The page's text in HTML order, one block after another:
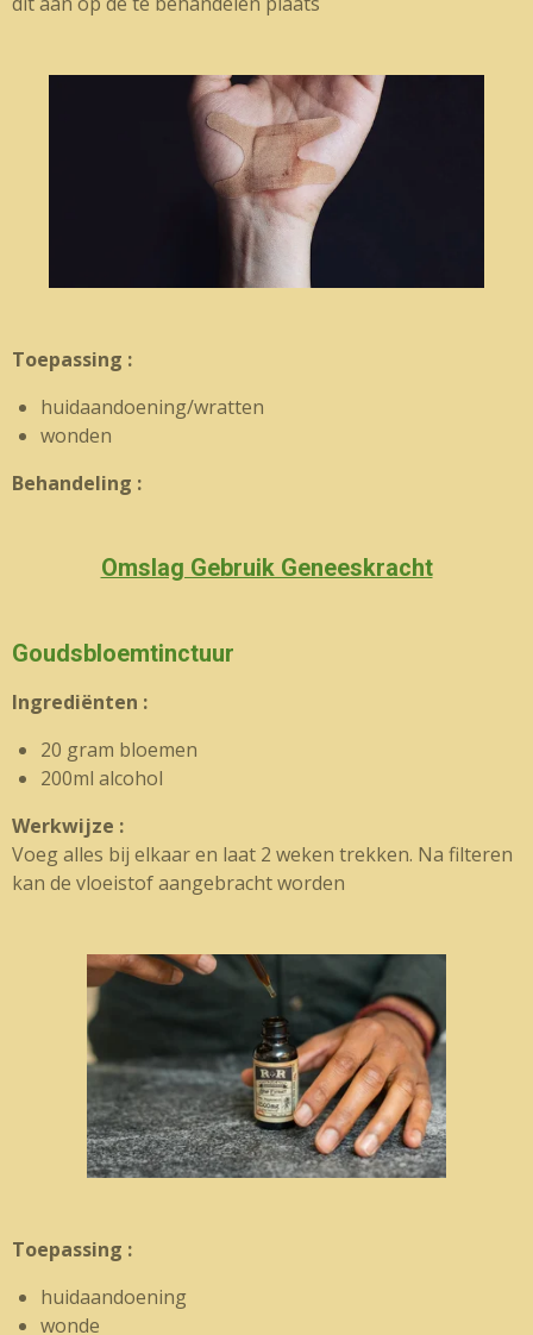
Toepassing :
huidaandoening/wratten
wonden
Behandeling :
Omslag Gebruik Geneeskracht
Goudsbloemtinctuur
Ingrediënten :
20 gram bloemen
200ml alcohol
Werkwijze :
Voeg alles bij elkaar en laat 2 weken trekken. Na filteren
kan de vloeistof aangebracht worden
Toepassing :
huidaandoening
wonde